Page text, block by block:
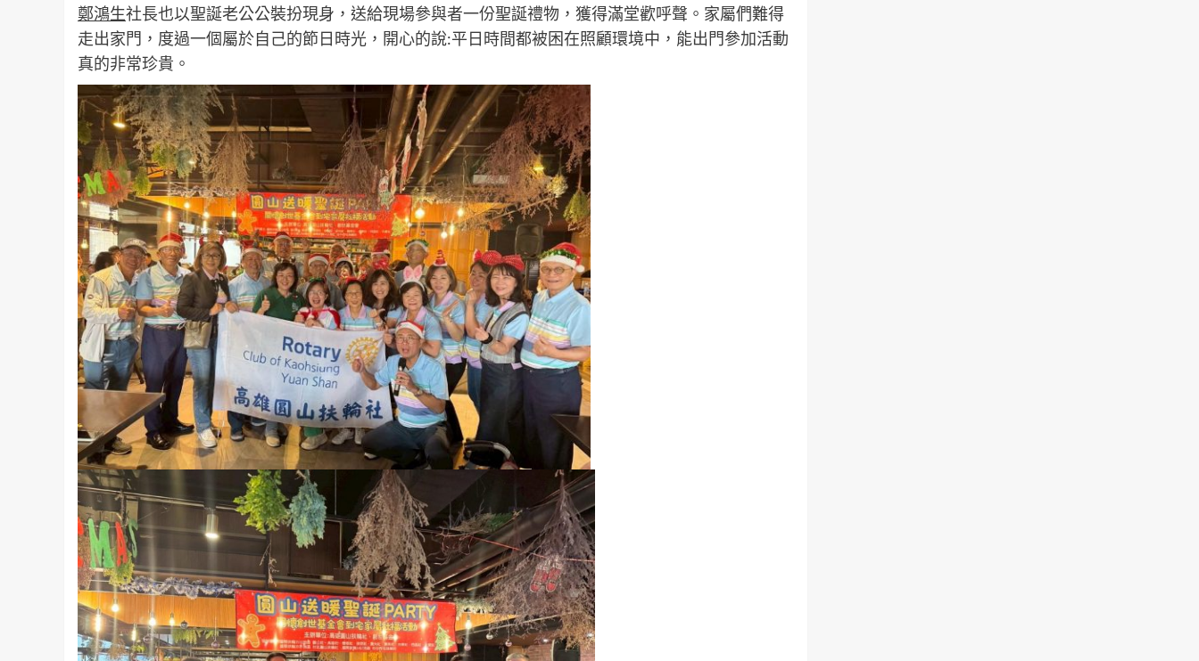
鄭鴻生社長也以聖誕老公公裝扮現身，送給現場參與者一份聖誕禮物，獲得滿堂歡呼聲。家屬們難得
走出家門，度過一個屬於自己的節日時光，開心的說:平日時間都被困在照顧環境中，能出門參加活動
真的非常珍貴。